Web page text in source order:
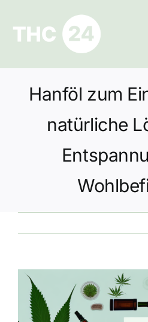
springen
Ratgeber
Datenschutz
Hanföl zum
natürliche
Zeige
grösseres
Bild